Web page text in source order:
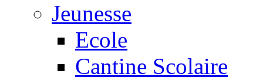
Jeunesse
Ecole
Cantine Scolaire